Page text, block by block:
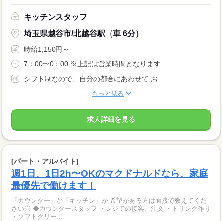
キッチンスタッフ
埼玉県越谷市/北越谷駅（車 6分）
時給1,150円～
7：00〜0：00 ※上記は営業時間となります ...
シフト制なので、自分の都合にあわせて お...
もっと見る
求人詳細を見る
[パート・アルバイト]
週1日、1日2h〜OKのマクドナルドなら、家庭
最優先で働けます！
「カウンター」か「キッチン」か 希望がある方は面接で教えてくだ
さい◎ ◆カウンタースタッフ ・レジでの接客、注文 ・ドリンク作り
・ソフトクリー...